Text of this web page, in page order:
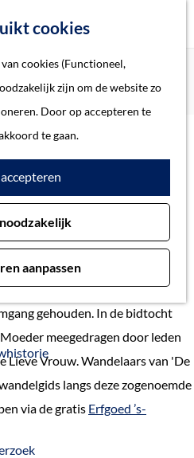
cookies
cookies (Functioneel,
zijn om de website zo
Door op accepteren te
te gaan.
aanpassen
k
e
app
Moeder via
app
2019
wordt op Moederdag 12
gehouden. In de bidtocht
meegedragen door leden
Lieve Vrouw. Wandelaars van 'De
langs deze zogenoemde
via de gratis Erfgoed ’s-